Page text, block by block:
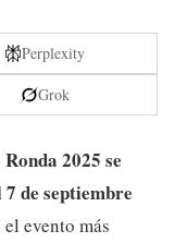
Perplexity
Grok
2025 se
de septiembre
evento más